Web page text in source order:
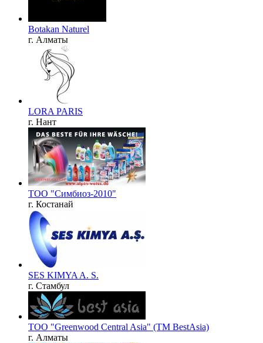
Botakan Naturel
г. Алматы
LORA PARIS
г. Нант
ТОО "Симбиоз-2010"
г. Костанай
SES KIMYA A. S.
г. Стамбул
ТОО "Greenwood Central Asia" (ТМ BestAsia)
г. Алматы